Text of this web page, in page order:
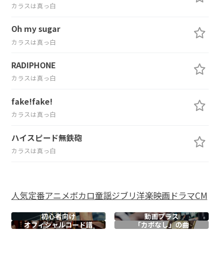
カラスは真っ白
Oh my sugar
カラスは真っ白
RADIPHONE
カラスは真っ白
fake!fake!
カラスは真っ白
ハイスピード無鉄砲
カラスは真っ白
人気定番アニメボカロ童謡ジブリ洋楽映画ドラマCM
初心者向け
動画プラス
オフィシャルコード譜 「カポなし」の曲